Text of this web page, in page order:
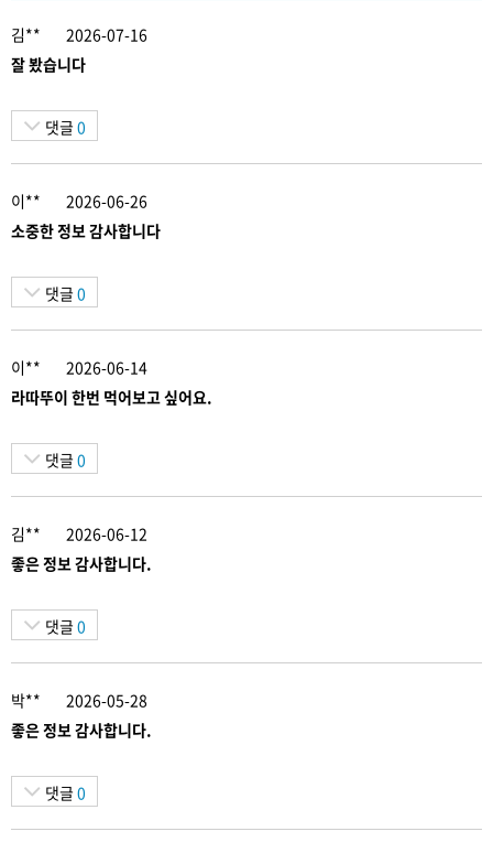
김**
2026-07-16
잘 봤습니다
댓글 0
이**
2026-06-26
소중한 정보 감사합니다
댓글 0
이**
2026-06-14
라따뚜이 한번 먹어보고 싶어요.
댓글 0
김**
2026-06-12
좋은 정보 감사합니다.
댓글 0
박**
2026-05-28
좋은 정보 감사합니다.
댓글 0